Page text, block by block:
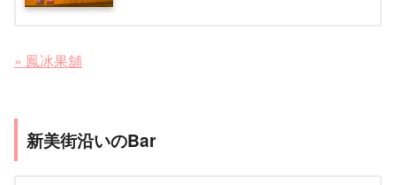
» 鳳冰果舖
新美街沿いのBar